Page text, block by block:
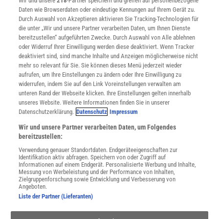
Flüchtigkeitsfehler. Den Fehler in dem Satz erkennen wir daher erst
dann sicher, wenn wir darüber hinaus noch mehrere andere
Wörterbücher der fremden Sprache miteinander verglichen haben.
Die in Filmen und in der Laienpresse
verbreitete Vorstellung, wir könnten bei
einem Menschen oder einem
Krankheitserreger den Phänotyp erklären,
nachdem wir sein Genom sequenziert
haben, ist grob vereinfachend
Die in Filmen und in der Laienpresse verbreitete Vorstellung, wir
könnten bei einem Menschen oder einem Krankheitserreger den
Phänotyp erklären, nachdem wir sein Genom sequenziert haben,
ist daher grob vereinfachend. Die Funktion eines Gens aus der
Abfolge seiner DNA-Bausteine zu erkennen – das ist, wie den Start
einer Rakete auf das Drücken des Zündknopfs zurückzuführen. Ein
INFO
Mediadaten
Datenschutz
Nutzungsbedingungen
Cookie-Einstellungen
Utiq verwalten
Nutzungsbasierte Onlinewerbung
Alle Artikel
Impressum
Angebote für Schulen
Angebote für Institutionen
Sprachen lernen mit Gymglish
Lexika
Für Spektrum schreiben
Zugänglichkeitserklärung
KielSCN
Daten wie Browserdaten oder eindeutige Kennungen auf Ihrem Gerät zu.
Durch Auswahl von Akzeptieren aktivieren Sie Tracking-Technologien für
die unter „Wir und unsere Partner verarbeiten Daten, um Ihnen Dienste
bereitzustellen“ aufgeführten Zwecke. Durch Auswahl von Alle ablehnen
oder Widerruf Ihrer Einwilligung werden diese deaktiviert. Wenn Tracker
deaktiviert sind, sind manche Inhalte und Anzeigen möglicherweise nicht
mehr so relevant für Sie. Sie können dieses Menü jederzeit wieder
aufrufen, um Ihre Einstellungen zu ändern oder Ihre Einwilligung zu
widerrufen, indem Sie auf den Link Voreinstellungen verwalten am
unteren Rand der Webseite klicken. Ihre Einstellungen gelten innerhalb
unseres Website. Weitere Informationen finden Sie in unserer
Datenschutzerklärung. Datenschutz Impressum
Wir und unsere Partner verarbeiten Daten, um Folgendes
bereitzustellen:
Verwendung genauer Standortdaten. Endgeräteeigenschaften zur
Identifikation aktiv abfragen. Speichern von oder Zugriff auf
Informationen auf einem Endgerät. Personalisierte Werbung und Inhalte,
Messung von Werbeleistung und der Performance von Inhalten,
Zielgruppenforschung sowie Entwicklung und Verbesserung von
Angeboten.
Liste der Partner (Lieferanten)